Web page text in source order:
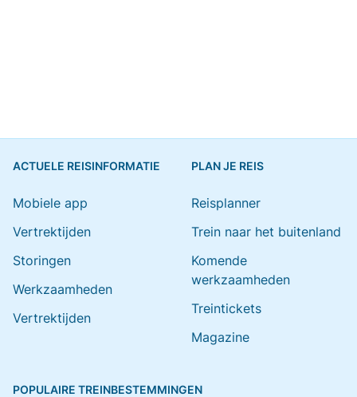
ACTUELE REISINFORMATIE
Mobiele app
Vertrektijden
Storingen
Werkzaamheden
Vertrektijden
PLAN JE REIS
Reisplanner
Trein naar het buitenland
Komende
werkzaamheden
Treintickets
Magazine
POPULAIRE TREINBESTEMMINGEN